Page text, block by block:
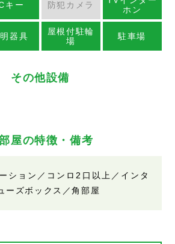
キー 防犯カメラ
ホン
器具
屋根付駐輪
場
駐車場
その他設備
屋の特徴・備考
ション／コンロ2口以上／インタ
ーズボックス／角部屋